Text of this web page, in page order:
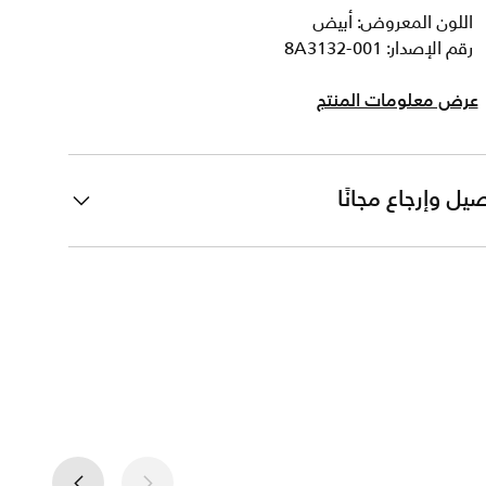
اللون المعروض: أبيض
رقم الإصدار: 8A3132-001
عرض معلومات المنتج
وإرجاع مجانًا